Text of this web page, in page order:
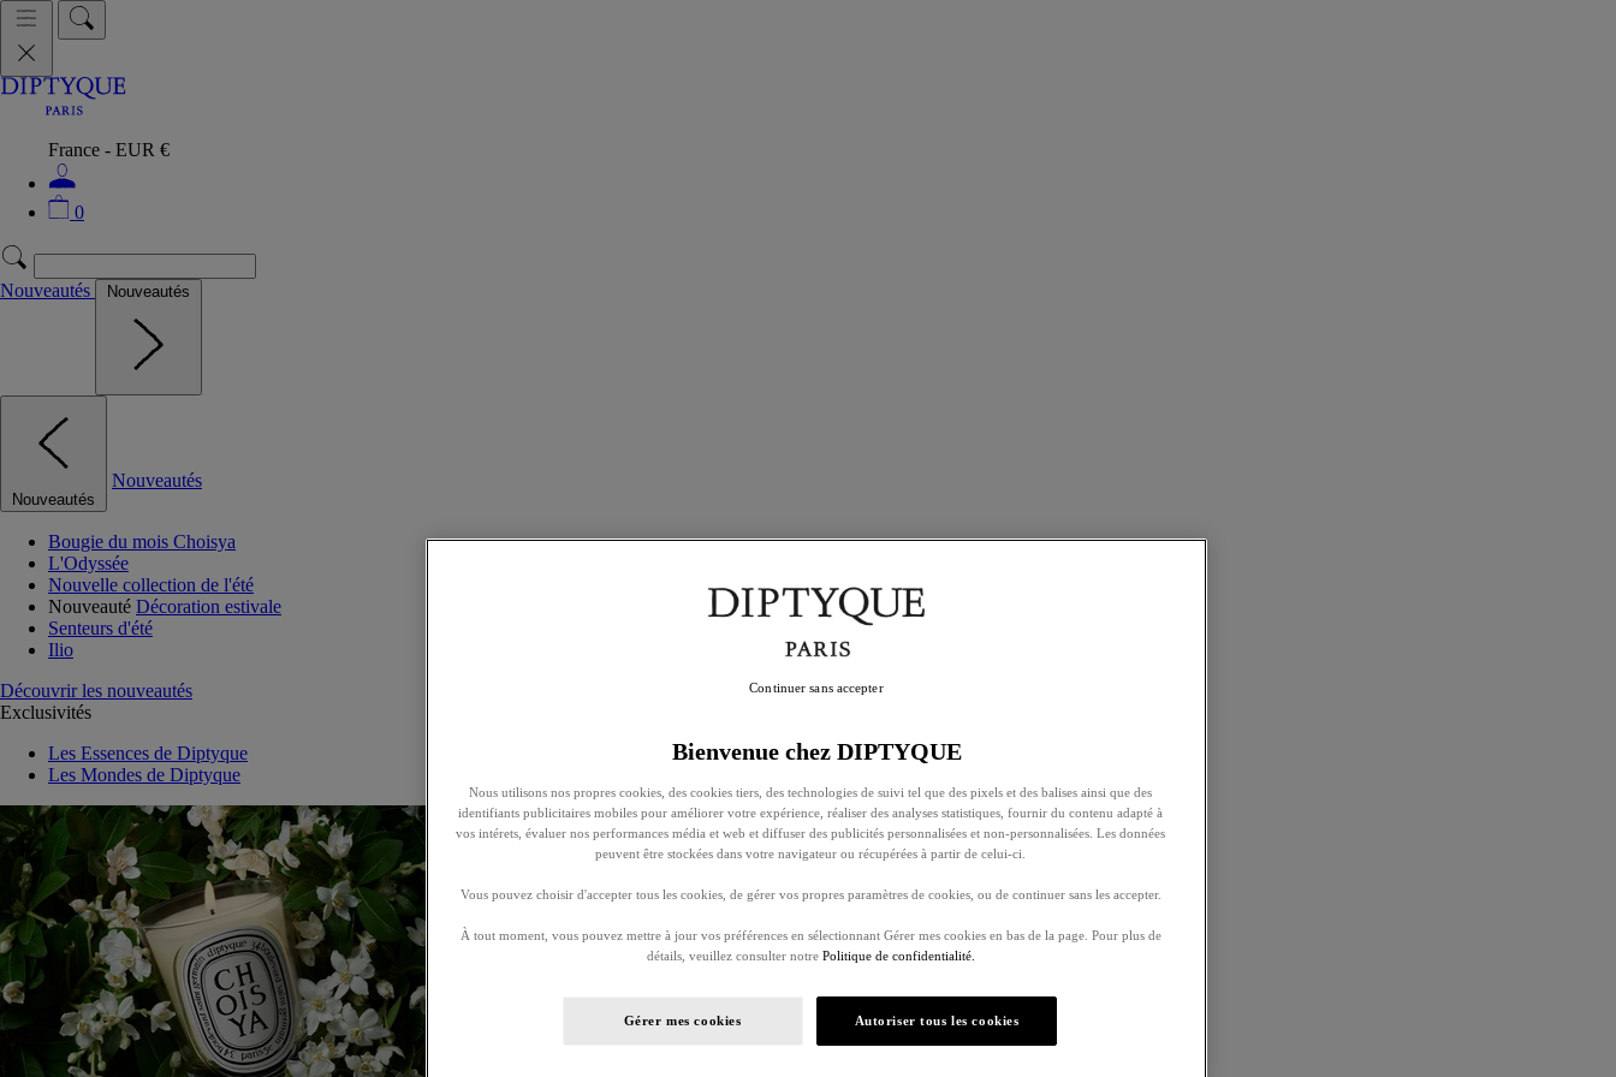
France - EUR €
0
Nouveautés Nouveautés
Nouveautés
Nouveautés
Bougie du mois Choisya
L'Odyssée
Nouvelle collection de l'été
Nouveauté Décoration estivale
Senteurs d'été
Ilio
Découvrir les nouveautés
Exclusivités
Les Essences de Diptyque
Les Mondes de Diptyque
Bienvenue chez DIPTYQUE
Nous utilisons nos propres cookies, des cookies tiers, des technologies de suivi tel que des pixels et des balises ainsi que des
identifiants publicitaires mobiles pour améliorer votre expérience, réaliser des analyses statistiques, fournir du contenu adapté à
vos intérets, évaluer nos performances média et web et diffuser des publicités personnalisées et non-personnalisées. Les données
peuvent être stockées dans votre navigateur ou récupérées à partir de celui-ci.
Vous pouvez choisir d'accepter tous les cookies, de gérer vos propres paramètres de cookies, ou de continuer sans les accepter.
À tout moment, vous pouvez mettre à jour vos préférences en sélectionnant Gérer mes cookies en bas de la page. Pour plus de
détails, veuillez consulter notre Politique de confidentialité.
Gérer mes cookies Autoriser tous les cookies
Continuer sans accepter